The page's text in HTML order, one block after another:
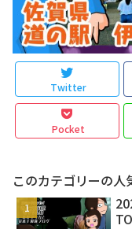
Twitter
Pocket
このカテゴリーの人